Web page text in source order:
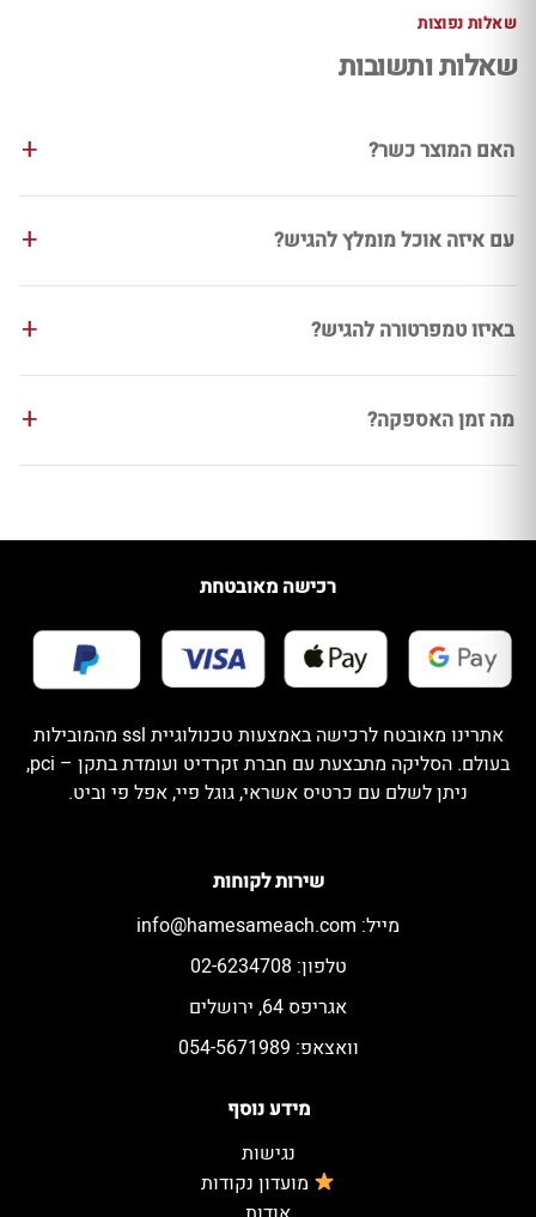
שאלות נפוצות
שאלות ותשובות
האם המוצר כשר?
עם איזה אוכל מומלץ להגיש?
באיזו טמפרטורה להגיש?
מה זמן האספקה?
מידע נוסף
נגישות
מועדון נקודות
שירות לקוחות
מייל: info@hamesameach.com
טלפון: 02-6234708
אגריפס 64, ירושלים
וואצאפ: 054-5671989
רכישה מאובטחת
אתרינו מאובטח לרכישה באמצעות טכנולוגיית ssl מהמובילות
בעולם. הסליקה מתבצעת עם חברת זקרדיט ועומדת בתקן – pci,
ניתן לשלם עם כרטיס אשראי, גוגל פיי, אפל פי וביט.